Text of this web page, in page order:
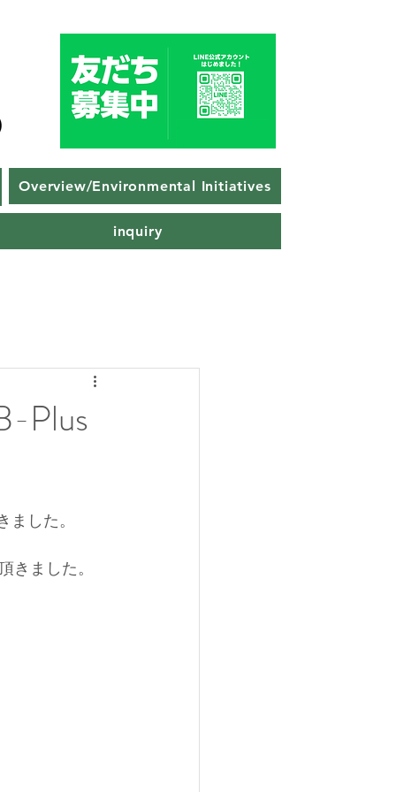
Overview/Environmental Initiatives
inquiry
Plus
した。
きました。